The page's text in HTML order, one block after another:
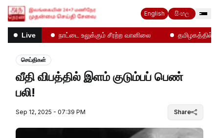
English සිංහල
Live நாட்டை உலுக்கும் சீரற்ற வானிலை தமிழகத்தில்
செய்திகள்
வீதி விபத்தில் இளம் குடும்பப் பெண்
பலி!
Sep 12, 2025 - 07:39 PM Share